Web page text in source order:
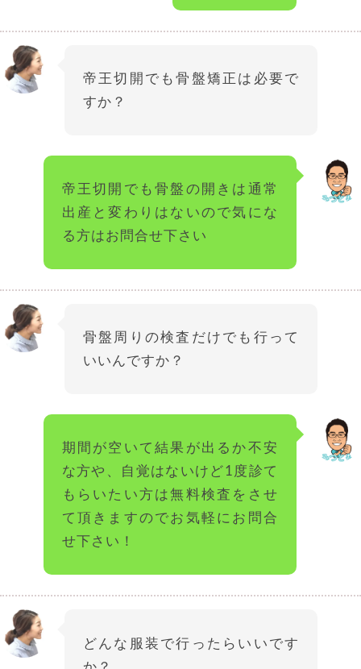
帝王切開でも骨盤矯正は必要で
すか？
帝王切開でも骨盤の開きは通常
出産と変わりはないので気にな
る方はお問合せ下さい
骨盤周りの検査だけでも行って
いいんですか？
期間が空いて結果が出るか不安
な方や、自覚はないけど1度診て
もらいたい方は無料検査をさせ
て頂きますのでお気軽にお問合
せ下さい！
どんな服装で行ったらいいです